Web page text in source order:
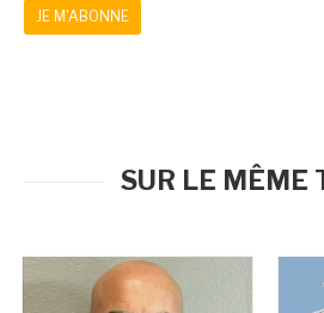
JE M'ABONNE
SUR LE MÊME